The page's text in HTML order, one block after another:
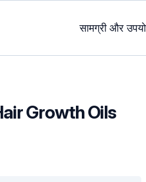
सामग्री और
Growth Oils